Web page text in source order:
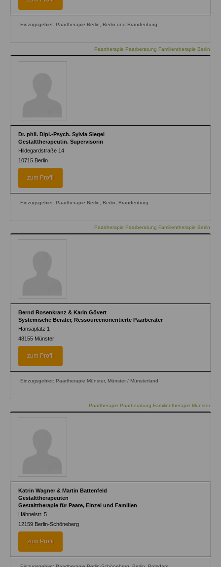
Einzugsgebiet: Paartherapie Berlin, Berlin und Brandenburg
Paartherapie Paarberatung Familientherapie Berlin
Dr. phil. Dipl.-Psych. Sylvia Siegel
Gestalttherapeutin. Supervisorin
Hildegardstraße 14
10715 Berlin
zum Profil
Einzugsgebiet: Paartherapie Berlin, Berlin, Brandenburg
Paartherapie Paarberatung Familientherapie Berlin
Bernd Rosenkranz & Karin Gövert
Systemische Berater, Ressourcenorientierte Paarberater
Hansaplatz 1
48155 Münster
zum Profil
Einzugsgebiet: Paartherapie Münster, Münster / Münsterland
Paartherapie Paarberatung Familientherapie Münster
Katrin Wagner & Martin Battenfeld
Gestalttherapeuten
Gestalttherapie für Paare, Einzel und Familien
Hähnelstr. 5
12159 Berlin-Schöneberg
zum Profil